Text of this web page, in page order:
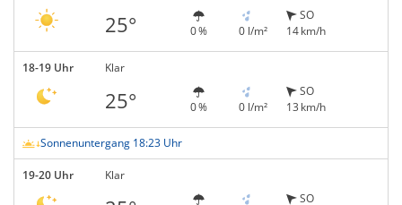
25° 0 % 0 l/m²
SO
14 km/h
18-19 Uhr Klar
25° 0 % 0 l/m²
SO
13 km/h
Sonnenuntergang 18:23 Uhr
19-20 Uhr Klar
SO